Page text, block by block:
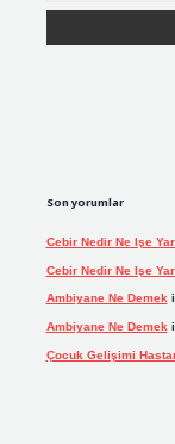
Son yorumlar
Cebir Nedir Ne Işe
Cebir Nedir Ne Işe
Ambiyane Ne Demek
Ambiyane Ne Demek
Çocuk Gelişimi